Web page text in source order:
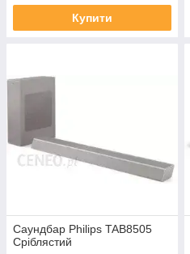
Купити
Саундбар Philips TAB8505
Сріблястий